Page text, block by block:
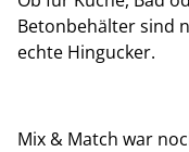
Betonbehälter sind
echte Hingucker.
Mix & Match war